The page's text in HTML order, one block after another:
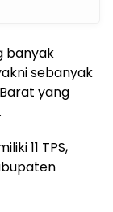
banyak
sebanyak
yang
11 TPS,